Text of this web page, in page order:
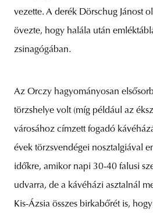
vezette. A derék Dörschug Jánost
övezte, hogy halála után
zsinagógában.
Az Orczy hagyományosan
törzshelye volt (míg például az
városához címzett fogadó
évek törzsvendégei nosztalgiával
időkre, amikor napi 30-40 falusi
udvarra, de a kávéházi asztalnál
Kis-Ázsia összes birkabőrét is,